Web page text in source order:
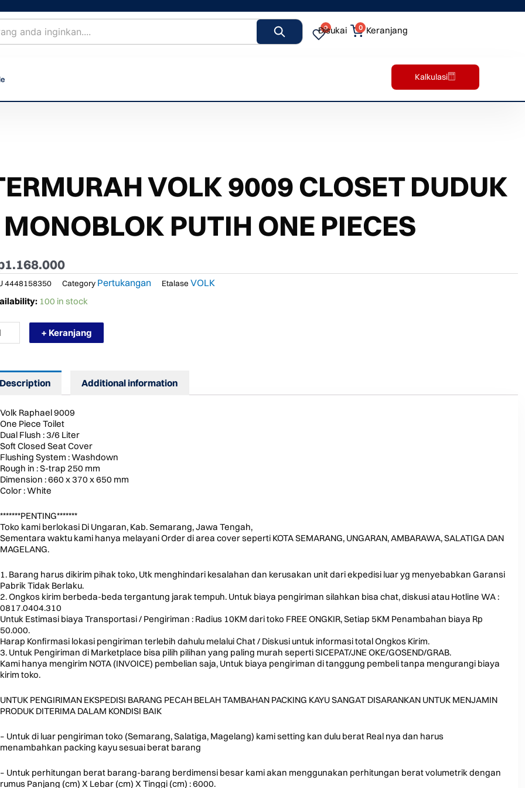
0
Disukai 0 Keranjang
Kalkulasi
VOLK 9009 CLOSET DUDUK
PUTIH ONE PIECES
1.168.000
4448158350 Category Pertukangan Etalase VOLK
100 in stock
+ Keranjang
Description Additional information
Volk Raphael 9009
One Piece Toilet
Dual Flush : 3/6 Liter
Soft Closed Seat Cover
Flushing System : Washdown
Rough in : S-trap 250 mm
Dimension : 660 x 370 x 650 mm
Color : White
*******PENTING*******
Toko kami berlokasi Di Ungaran, Kab. Semarang, Jawa Tengah,
Sementara waktu kami hanya melayani Order di area cover seperti KOTA SEMARANG, UNGARAN, AMBARAWA, SALATIGA DAN
MAGELANG.
1. Barang harus dikirim pihak toko, Utk menghindari kesalahan dan kerusakan unit dari ekpedisi luar yg menyebabkan Garansi
Pabrik Tidak Berlaku.
2. Ongkos kirim berbeda-beda tergantung jarak tempuh. Untuk biaya pengiriman silahkan bisa chat, diskusi atau Hotline WA :
0817.0404.310
Untuk Estimasi biaya Transportasi / Pengiriman : Radius 10KM dari toko FREE ONGKIR, Setiap 5KM Penambahan biaya Rp
50.000.
Harap Konfirmasi lokasi pengiriman terlebih dahulu melalui Chat / Diskusi untuk informasi total Ongkos Kirim.
3. Untuk Pengiriman di Marketplace bisa pilih pilihan yang paling murah seperti SICEPAT/JNE OKE/GOSEND/GRAB.
Kami hanya mengirim NOTA (INVOICE) pembelian saja, Untuk biaya pengiriman di tanggung pembeli tanpa mengurangi biaya
kirim toko.
UNTUK PENGIRIMAN EKSPEDISI BARANG PECAH BELAH TAMBAHAN PACKING KAYU SANGAT DISARANKAN UNTUK MENJAMIN
PRODUK DITERIMA DALAM KONDISI BAIK
– Untuk di luar pengiriman toko (Semarang, Salatiga, Magelang) kami setting kan dulu berat Real nya dan harus
menambahkan packing kayu sesuai berat barang
– Untuk perhitungan berat barang-barang berdimensi besar kami akan menggunakan perhitungan berat volumetrik dengan
rumus Panjang (cm) X Lebar (cm) X Tinggi (cm) : 6000.